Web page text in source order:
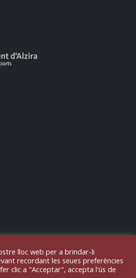
lloc web per a brindar-li
recordant les seues preferències
clic a "Acceptar", accepta l'ús de